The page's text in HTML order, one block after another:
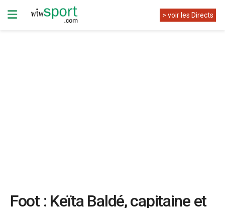
> voir les Directs
Foot : Keïta Baldé, capitaine et